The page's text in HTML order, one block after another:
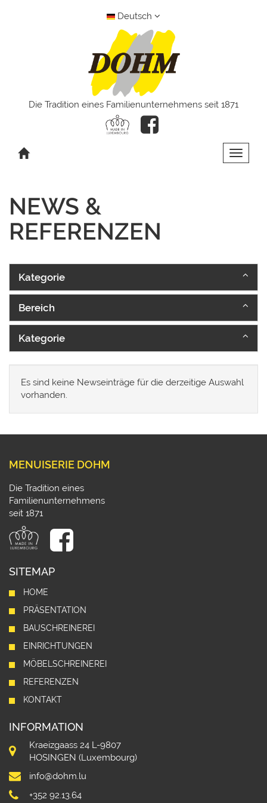
Deutsch
Die Tradition eines Familienunternehmens seit 1871
Toggle
NEWS &
REFERENZEN
Kategorie
Bereich
Kategorie
Es sind keine Newseinträge für die derzeitige Auswahl
vorhanden.
MENUISERIE DOHM
Die Tradition eines
Familienunternehmens
seit 1871
SITEMAP
HOME
PRÄSENTATION
BAUSCHREINEREI
EINRICHTUNGEN
MÖBELSCHREINEREI
REFERENZEN
KONTAKT
INFORMATION
Kraeizgaass 24 L-9807
HOSINGEN (Luxembourg)
info@dohm.lu
+352 92.13.64